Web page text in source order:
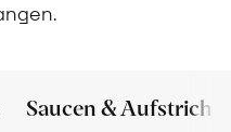
Saucen & Aufstriche